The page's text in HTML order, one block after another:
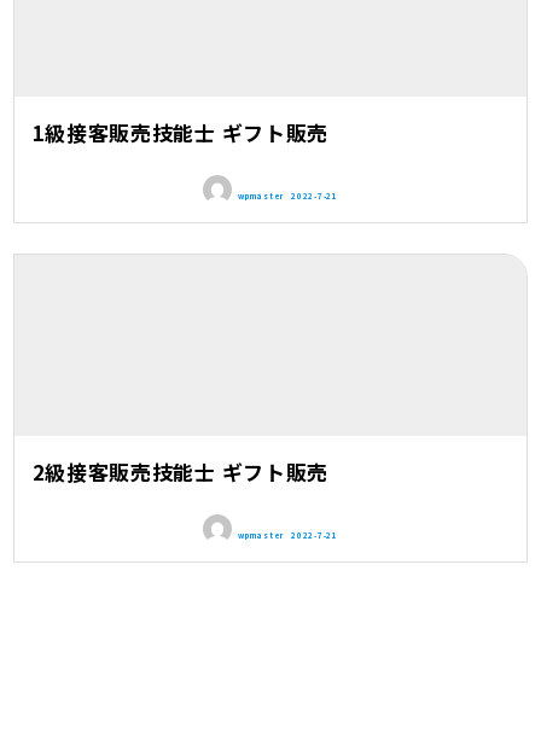
1級接客販売技能士 ギフト販売
wpmaster 2022-7-21
2級接客販売技能士 ギフト販売
wpmaster 2022-7-21